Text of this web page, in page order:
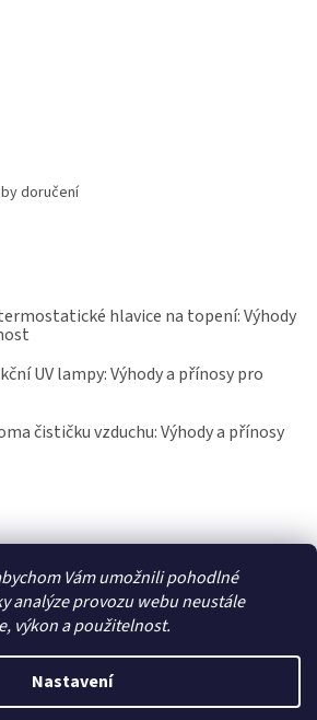
Vám umožnili pohodlné
analýze provozu webu neustále
výkon a použitelnost.
Nastavení
doručení
hlavice na topení: Výhody
UV lampy: Výhody a přínosy pro
čističku vzduchu: Výhody a přínosy
Vytvořil Shoptet